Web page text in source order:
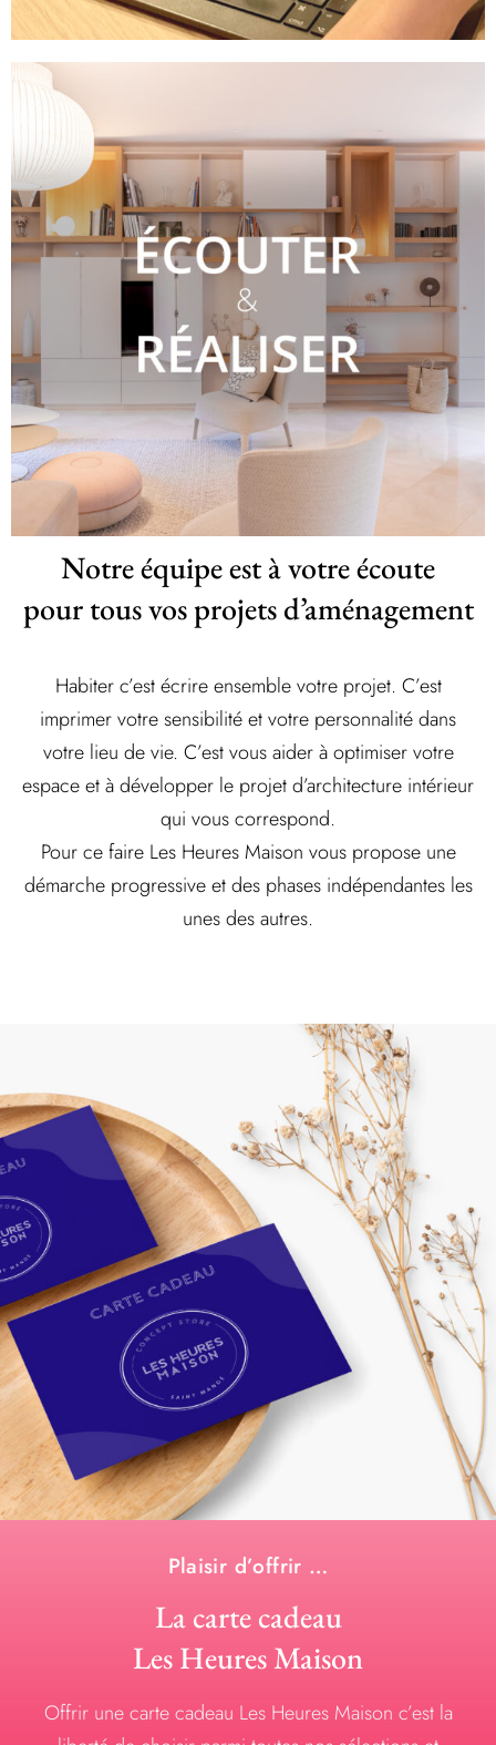
Notre équipe est à votre écoute
pour tous vos projets d’aménagement
Habiter c’est écrire ensemble votre projet. C’est
imprimer votre sensibilité et votre personnalité dans
votre lieu de vie. C’est vous aider à optimiser votre
espace et à développer le projet d’architecture intérieur
qui vous correspond.
Pour ce faire Les Heures Maison vous propose une
démarche progressive et des phases indépendantes les
unes des autres.
Plaisir d’offrir …
La carte cadeau
Les Heures Maison
Offrir une carte cadeau Les Heures Maison c’est la